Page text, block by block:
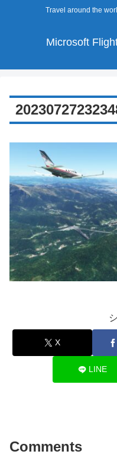
Travel around the
Microsoft
X
LINE
Comments